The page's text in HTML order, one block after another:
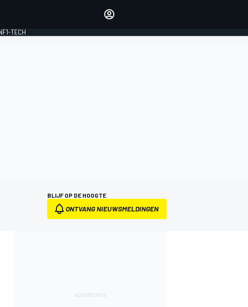
F1-TECH
BLIJF OP DE HOOGTE
ONTVANG NIEUWSMELDINGEN